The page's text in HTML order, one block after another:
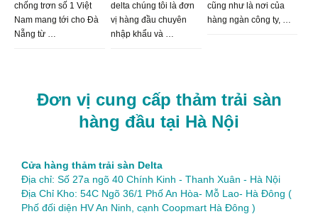
chống trơn số 1 Việt
Nam mang tới cho Đà
Nẵng từ …
delta chúng tôi là đơn
vị hàng đầu chuyên
nhập khẩu và …
cũng như là nơi của
hàng ngàn công ty, …
Đơn vị cung cấp thảm trải sàn
hàng đầu tại Hà Nội
Cửa hàng thảm trải sàn Delta
Địa chỉ: Số 27a ngõ 40 Chính Kinh - Thanh Xuân - Hà Nội
Địa Chỉ Kho: 54C Ngõ 36/1 Phố An Hòa- Mỗ Lao- Hà Đông (
Phố đối diện HV An Ninh, cạnh Coopmart Hà Đông )